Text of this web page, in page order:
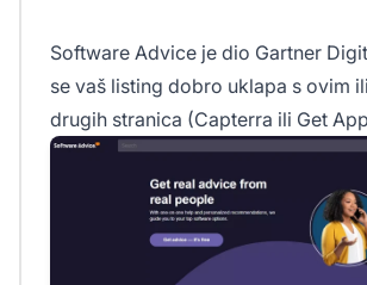
Software Advice je dio Gartner
se vaš listing dobro uklapa s ovim
drugih stranica (Capterra ili Get